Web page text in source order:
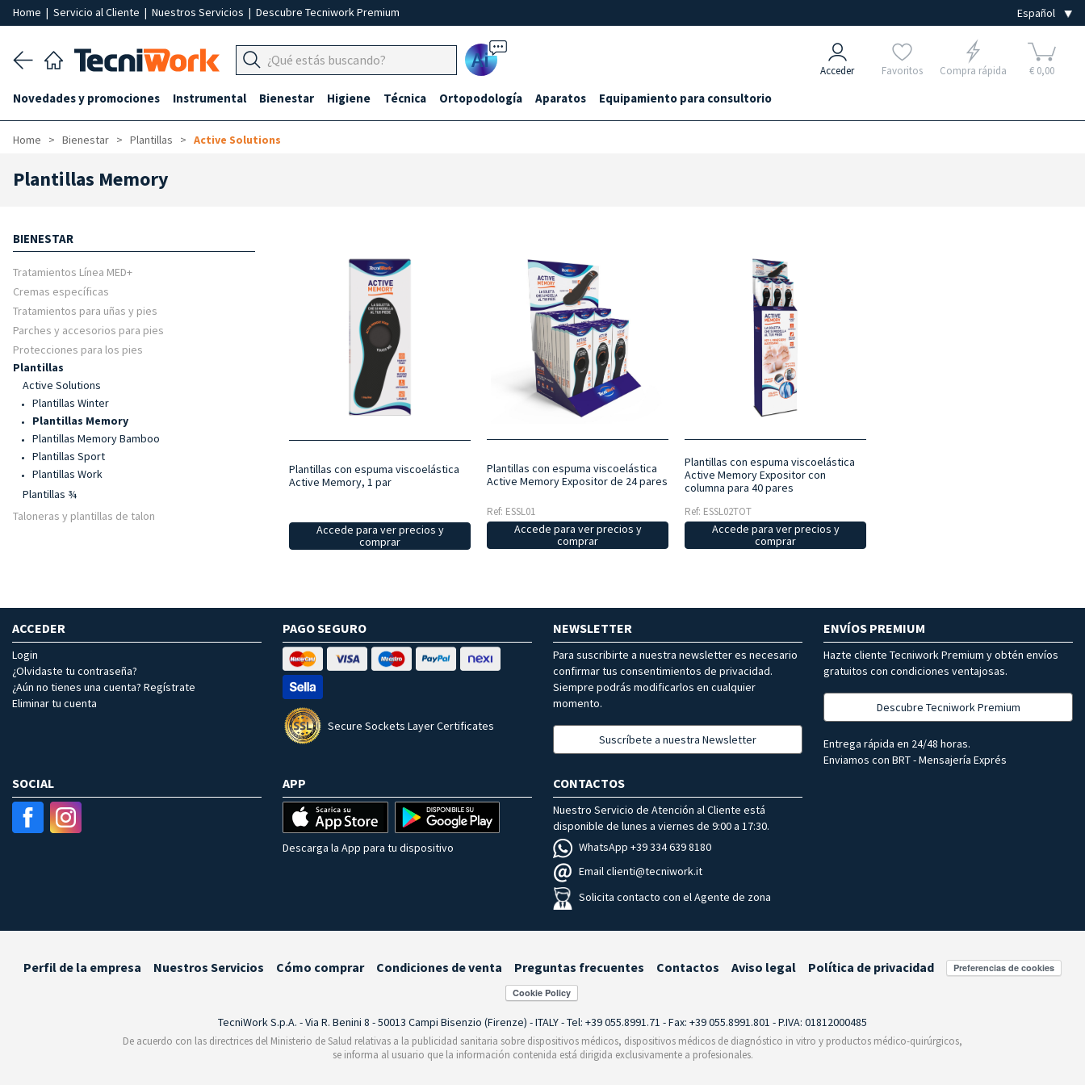
Home | Servicio al Cliente | Nuestros Servicios | Descubre Tecniwork Premium
Ai Acceder Favoritos Compra rápida € 0,00
Novedades y promociones Instrumental Bienestar Higiene Técnica Ortopodología Aparatos Equipamiento para consultorio
Home Bienestar Plantillas Active Solutions
Plantillas Memory
BIENESTAR
Tratamientos Línea MED+
Cremas específicas
Tratamientos para uñas y pies
Parches y accesorios para pies
Protecciones para los pies
Plantillas
Active Solutions
Plantillas Winter
Plantillas Memory
Plantillas Memory Bamboo
Plantillas Sport
Plantillas Work
Plantillas ¾
Taloneras y plantillas de talon
Plantillas con espuma viscoelástica
Active Memory, 1 par
Accede para ver precios y
comprar
Plantillas con espuma viscoelástica
Active Memory Expositor de 24 pares
Ref: ESSL01
Accede para ver precios y
comprar
Plantillas con espuma viscoelástica
Active Memory Expositor con
columna para 40 pares
Ref: ESSL02TOT
Accede para ver precios y
comprar
ACCEDER
Login
¿Olvidaste tu contraseña?
¿Aún no tienes una cuenta? Regístrate
Eliminar tu cuenta
PAGO SEGURO
Secure Sockets Layer Certificates
NEWSLETTER
Para suscribirte a nuestra newsletter es necesario
confirmar tus consentimientos de privacidad.
Siempre podrás modificarlos en cualquier
momento.
Suscríbete a nuestra Newsletter
ENVÍOS PREMIUM
Hazte cliente Tecniwork Premium y obtén envíos
gratuitos con condiciones ventajosas.
Descubre Tecniwork Premium
Entrega rápida en 24/48 horas.
Enviamos con BRT - Mensajería Exprés
SOCIAL APP
Descarga la App para tu dispositivo
CONTACTOS
Nuestro Servicio de Atención al Cliente está
disponible de lunes a viernes de 9:00 a 17:30.
WhatsApp +39 334 639 8180
Email clienti@tecniwork.it
Solicita contacto con el Agente de zona
Perfil de la empresa Nuestros Servicios Cómo comprar Condiciones de venta Preguntas frecuentes Contactos Aviso legal Política de privacidad Preferencias de cookies
TecniWork S.p.A. - Via R. Benini 8 - 50013 Campi Bisenzio (Firenze) - ITALY - Tel: +39 055.8991.71 - Fax: +39 055.8991.801 - P.IVA: 01812000485
De acuerdo con las directrices del Ministerio de Salud relativas a la publicidad sanitaria sobre dispositivos médicos, dispositivos médicos de diagnóstico in vitro y productos médico-quirúrgicos,
se informa al usuario que la información contenida está dirigida exclusivamente a profesionales.